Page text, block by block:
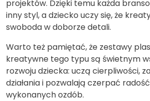
projektów. Dzięki temu każda
inny styl, a dziecko uczy się, że
swoboda w doborze detali.
Warto też pamiętać, że zestawy
kreatywne tego typu są świetnym
rozwoju dziecka: uczą cierpliwości,
działania i pozwalają czerpać
wykonanych ozdób.